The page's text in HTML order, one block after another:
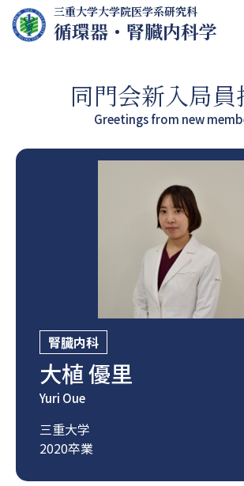
三重大学大学院医学系研究科
循環器・腎臓内科学
同門会新入局員
Greetings from new
腎臓内科
大植 優里
Yuri Oue
三重大学
2020卒業